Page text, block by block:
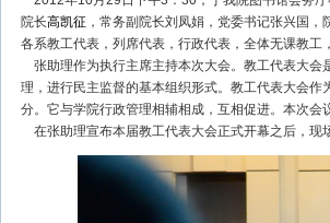
院长高凯征，常务副院长刘凤娟，党委书记张兴国，
各系教工代表，列席代表，行政代表，全体无课教工
张助理作为执行主席主持本次大会。教工代表大会
理，进行民主监督的基本组织形式。教工代表大会
分。它与学院行政管理相辅相成，互相促进。本次
在张助理宣布本届教工代表大会正式开幕之后，现